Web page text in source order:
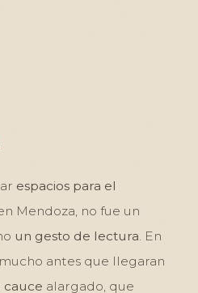
espacios para el
Mendoza, no fue un
un gesto de lectura. En
antes que llegaran
cauce alargado, que